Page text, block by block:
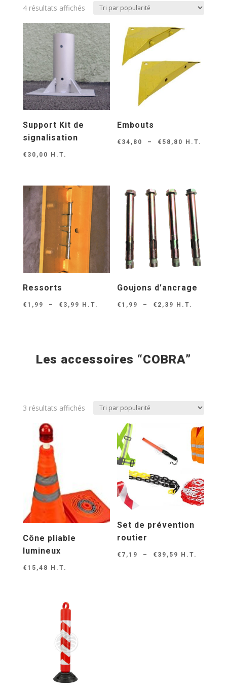
4 résultats affichésTrié
par
note
moyenne
Support Kit de
signalisation
€ 30,00 H.T.
Embouts
€ 34,80 – € 58,80 Plage
à
€58,80
H.T.
Ressorts
€ 1,99 – € 3,99 Plage
à
H.T.
Goujons d’ancrage
€ 1,99 – € 2,39 Plage
à
H.T.
Les accessoires “COBRA”
3 résultats affichésTrié
Cône pliable
lumineux
€ 15,48 H.T.
Set de prévention
routier
€ 7,19 – € 39,59 Plage
H.T.